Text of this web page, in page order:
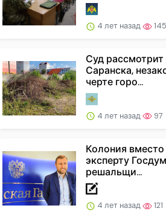
4 лет назад 145
Суд
Саранска,
черте горо...
4 лет назад 97
Колония
эксперту
решальщи...
4 лет назад 121